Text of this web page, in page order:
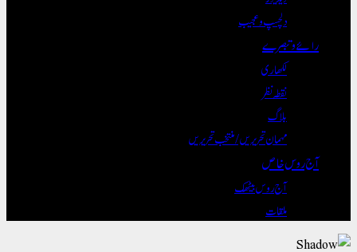
دلچسپ و عجیب
رائے و تبصرے
لکھاری
نقطہ نظر
بلاگ
مہمان تحریریں / منتخب تحریریں
آج روس خاص
آج روس بیٹھک
ملقات